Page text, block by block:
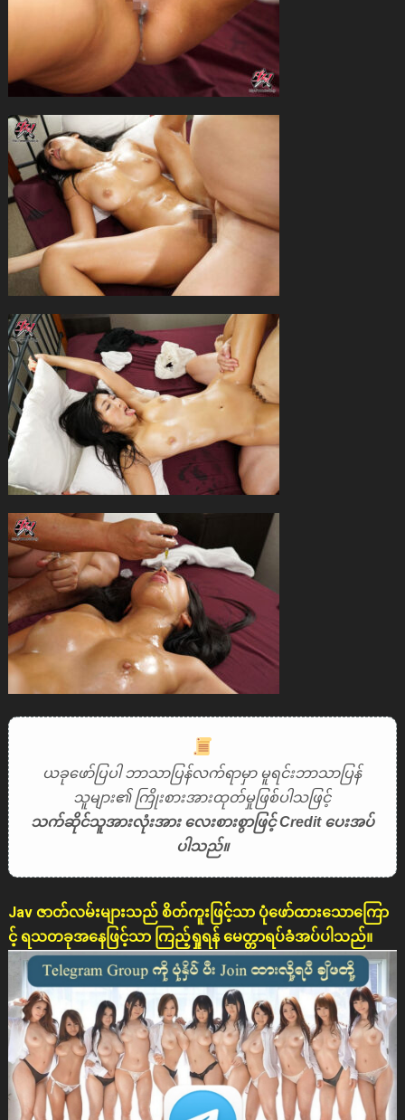
ယခုဖော်ပြပါ ဘာသာပြန်လက်ရာမှာ မူရင်းဘာသာပြန်
သူများ၏ ကြိုးစားအားထုတ်မှုဖြစ်ပါသဖြင့်
သက်ဆိုင်သူအားလုံးအား လေးစားစွာဖြင့် Credit ပေးအပ်
ပါသည်။
Jav ဇာတ်လမ်းများသည် စိတ်ကူးဖြင့်သာ ပုံဖော်ထားသောကြော
င့် ရသတခုအနေဖြင့်သာ ကြည့်ရှုရန် မေတ္တာရပ်ခံအပ်ပါသည်။